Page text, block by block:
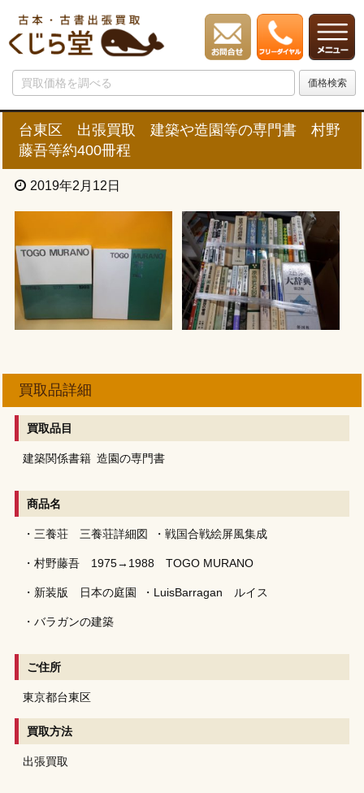
台東区 出張買取 建築や造園等の専門書 村野
藤吾等約400冊程
2019年2月12日
買取品詳細
買取品目
建築関係書籍 造園の専門書
商品名
・三養荘 三養荘詳細図 ・戦国合戦絵屏風集成
・村野藤吾 1975→1988 TOGO MURANO
・新装版 日本の庭園 ・LuisBarragan ルイス
・バラガンの建築
ご住所
東京都台東区
買取方法
出張買取